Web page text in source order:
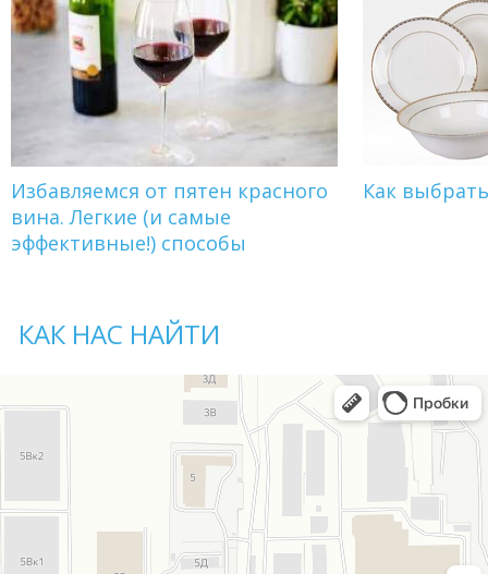
Избавляемся от пятен красного
вина. Легкие (и самые
эффективные!) способы
Как
КАК НАС НАЙТИ